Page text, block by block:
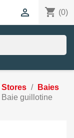
shopping_cart (0)

Stores
Baies
Baie guillotine